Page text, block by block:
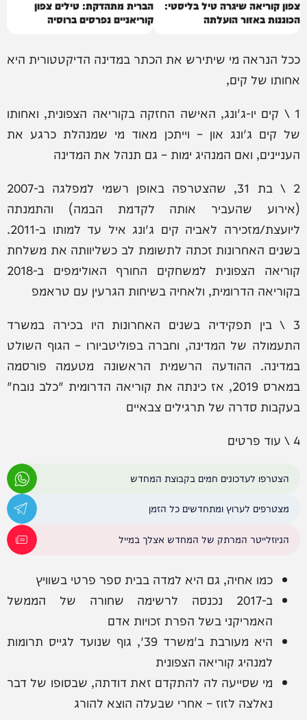
צפון קוריאה שיגרה טיל בליסטי:
הכוננות באזור הועלתה
הברית מתהדקת: טילים צפון
קוריאניים נפרסים ברוסיה
ככל הנראה מי שיתירש את הכתר במדינה הדיקטטורית היא
אחותו של קים,
1 \ קים יו-ג'ונג, האישה החזקה בקוריאה הצפונית, ואחותו
של קים ג'ונג און – וייתכן מאוד מי שמנהלת כרגע את
העניינים, ואם המנהיג ימות – גם תנהל את המדינה
‏2 \ בת 31, שהצטרפה באופן רשמי למפלגה ב-2007
(אירוע שהעביר אותה לקדמת הבמה) והתמנתה
ליועצת/מזכירה לאביה קים ג'ונג איל עד למותו ב-2011.
בשנים האחרונות זכתה לתשומת לב כשליוותה את משלחת
קוריאה הצפונית למשחקים החורף האולימפים ב-2018
בקוריאה הדרומית, ולאחיה בשיחות הגרעין עם טראמפ
‏3 \ בין תפקידיה בשנים האחרונות היו בכירה במשרד
התעמולה של המדינה, וחברה בפוליטביורו – הגוף השולט
במדינה. ההודעה הרשמית הראשונה מטעמה פורסמה
במארס 2019, אז כינתה את קוריאה הדרומית "כלב נובח"
בעקבות סדרה של תרגילים צבאיים
הצטרפו לעדכונים חמים בקבוצת המחדש
מצטרפים לערוץ ומתחדשים כל הזמן
הניוזלייטר המרתק של המחדש אצלך במייל
כמו אחיה, גם היא למדה בבית ספר פרטי בשוויץ
ב-2017 נכנסה לרשימה שחורה של הממשל
האמריקני בשל הפרת זכויות אדם
היא מעורבת ב'משרד 39', גוף שנועד לגייס תרומות
למנהיג קוריאה הצפונית
מי שסייעה לה להתקדם זאת דודתה, שבסופו של דבר
נאלצה לזוז – אחרי שבעלה הוצא להורג